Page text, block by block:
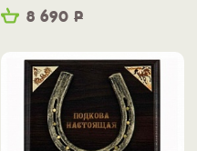
8 690 Р